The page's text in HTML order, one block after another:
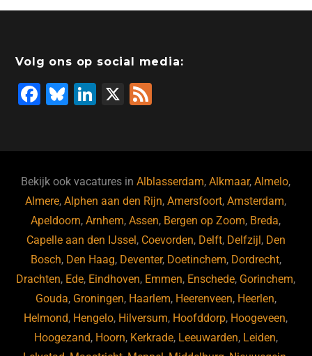
Volg ons op social media:
F
b
o
o
k
Bl
ky
Li
dI
n
X
Bekijk ook vacatures inAlblasserdam,Alkmaar,Almelo,
Almere,Alphen aan den Rijn,Amersfoort,Amsterdam,
Apeldoorn,Arnhem,Assen, Bergen op Zoom, Breda,
Capelle aan den IJssel , Coevorden, Delft, Delfzijl , Den
Bosch, Den Haag, Deventer, Doetinchem, Dordrecht,
Drachten, Ede, Eindhoven, Emmen, Enschede, Gorinchem,
Gouda, Groningen, Haarlem, Heerenveen, Heerlen,
Helmond, Hengelo, Hilversum, Hoofddorp, Hoogeveen,
Hoogezand, Hoorn, Kerkrade, Leeuwarden, Leiden,